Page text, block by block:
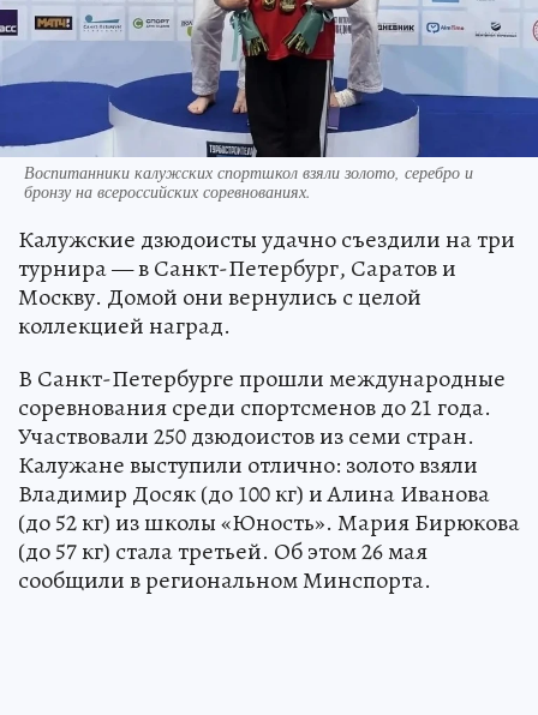
Воспитанники калужских спортшкол взяли золото, серебро и
бронзу на всероссийских соревнованиях.
Калужские дзюдоисты удачно съездили на три
турнира — в Санкт-Петербург, Саратов и
Москву. Домой они вернулись с целой
коллекцией наград.
В Санкт-Петербурге прошли международные
соревнования среди спортсменов до 21 года.
Участвовали 250 дзюдоистов из семи стран.
Калужане выступили отлично: золото взяли
Владимир Досяк (до 100 кг) и Алина Иванова
(до 52 кг) из школы «Юность». Мария Бирюкова
(до 57 кг) стала третьей. Об этом 26 мая
сообщили в региональном Минспорта.